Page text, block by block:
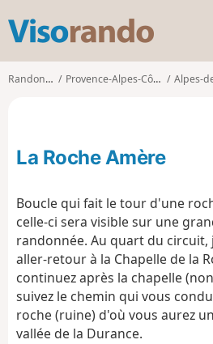
s
o
Randonnées Provence-Alpes-Côte d'Azur Alpes-de-
La Roche Amère
Boucle qui fait le tour d'une
celle-ci sera visible sur une
randonnée. Au quart du circuit,
aller-retour à la Chapelle de la
continuez après la chapelle
suivez le chemin qui vous
roche (ruine) d'où vous aurez
vallée de la Durance.